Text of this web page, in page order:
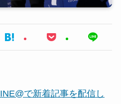
で新着記事を配信し